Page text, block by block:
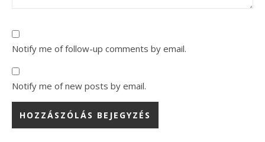
Notify me of follow-up comments by email.
Notify me of new posts by email.